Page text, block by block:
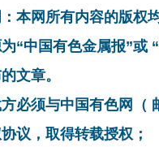
本网所有内容的版权
“中国有色金属报”或
文章。
必须与中国有色网（
议，取得转载授权；